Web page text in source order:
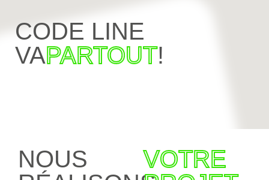
CODE LINE
VAPARTOUT!
NOUS
VOTRE